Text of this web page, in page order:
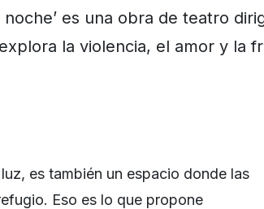
noche’ es una obra de teatro
la violencia, el amor y la
es también un espacio donde las
Eso es lo que propone